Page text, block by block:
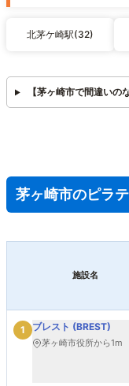
北茅ケ崎駅(32)
【茅ヶ崎市で間違いの
茅ヶ崎市のピラ
施設名
1 ブレスト (BREST)
茅ヶ崎市役所から1m